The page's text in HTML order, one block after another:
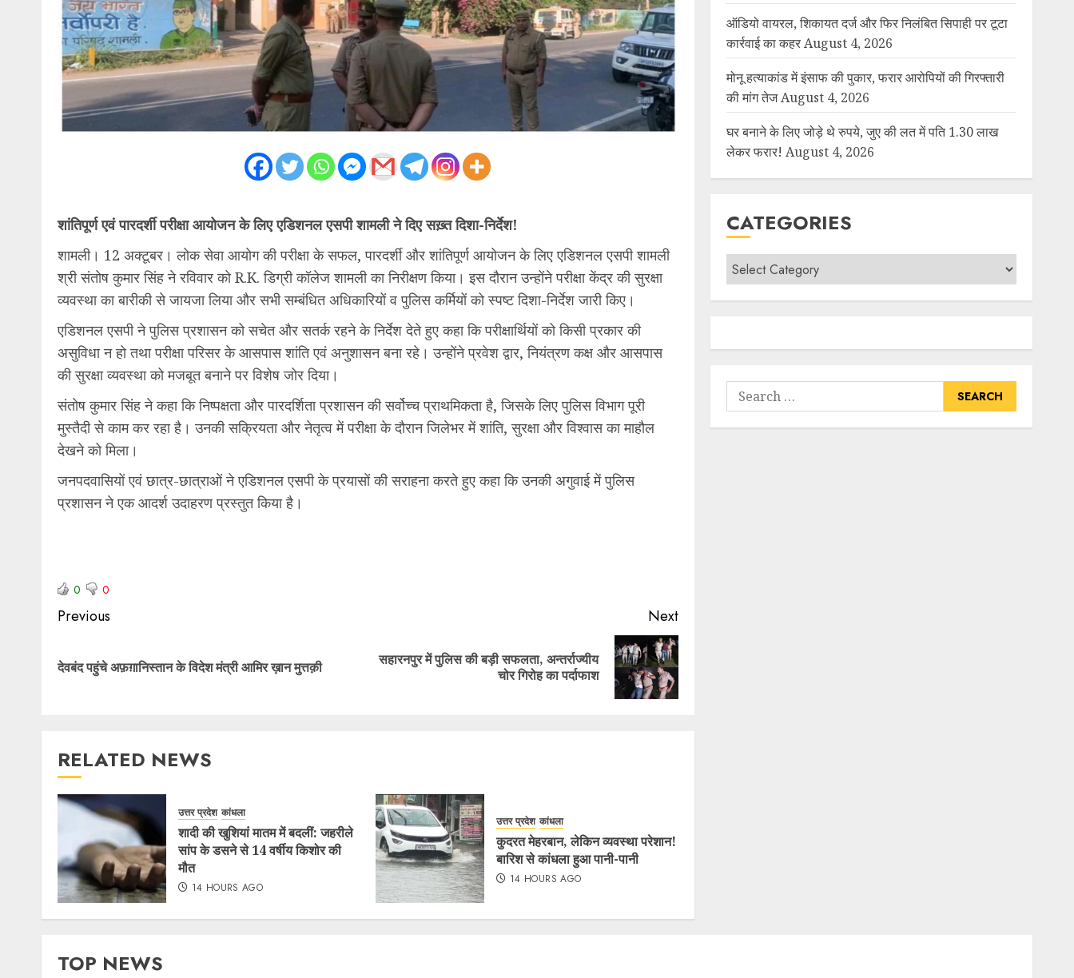
शांतिपूर्ण एवं पारदर्शी परीक्षा आयोजन के लिए एडिशनल एसपी शामली ने दिए सख़्त दिशा-निर्देश!
शामली। 12 अक्टूबर। लोक सेवा आयोग की परीक्षा के सफल, पारदर्शी और शांतिपूर्ण आयोजन के लिए एडिशनल एसपी शामली
श्री संतोष कुमार सिंह ने रविवार को R.K. डिग्री कॉलेज शामली का निरीक्षण किया। इस दौरान उन्होंने परीक्षा केंद्र की सुरक्षा
व्यवस्था का बारीकी से जायजा लिया और सभी सम्बंधित अधिकारियों व पुलिस कर्मियों को स्पष्ट दिशा-निर्देश जारी किए।
एडिशनल एसपी ने पुलिस प्रशासन को सचेत और सतर्क रहने के निर्देश देते हुए कहा कि परीक्षार्थियों को किसी प्रकार की
असुविधा न हो तथा परीक्षा परिसर के आसपास शांति एवं अनुशासन बना रहे। उन्होंने प्रवेश द्वार, नियंत्रण कक्ष और आसपास
की सुरक्षा व्यवस्था को मजबूत बनाने पर विशेष जोर दिया।
संतोष कुमार सिंह ने कहा कि निष्पक्षता और पारदर्शिता प्रशासन की सर्वोच्च प्राथमिकता है, जिसके लिए पुलिस विभाग पूरी
मुस्तैदी से काम कर रहा है। उनकी सक्रियता और नेतृत्व में परीक्षा के दौरान जिलेभर में शांति, सुरक्षा और विश्वास का माहौल
देखने को मिला।
जनपदवासियों एवं छात्र-छात्राओं ने एडिशनल एसपी के प्रयासों की सराहना करते हुए कहा कि उनकी अगुवाई में पुलिस
प्रशासन ने एक आदर्श उदाहरण प्रस्तुत किया है।
0 0
Previous
देवबंद पहुंचे अफ़ग़ानिस्तान के विदेश मंत्री आमिर ख़ान मुत्तक़ी
Next
सहारनपुर में पुलिस की बड़ी सफलता, अन्तर्राज्यीय
चोर गिरोह का पर्दाफाश
RELATED NEWS
उत्तर प्रदेश कांधला
शादी की खुशियां मातम में बदलीं: जहरीले
सांप के डसने से 14 वर्षीय किशोर की
मौत
14 HOURS AGO
उत्तर प्रदेश कांधला
कुदरत मेहरबान, लेकिन व्यवस्था परेशान!
बारिश से कांधला हुआ पानी-पानी
14 HOURS AGO
ऑडियो वायरल, शिकायत दर्ज और फिर निलंबित सिपाही पर टूटा
कार्रवाई का कहर August 4, 2026
मोनू हत्याकांड में इंसाफ की पुकार, फरार आरोपियों की गिरफ्तारी
की मांग तेज August 4, 2026
घर बनाने के लिए जोड़े थे रुपये, जुए की लत में पति 1.30 लाख
लेकर फरार! August 4, 2026
CATEGORIES
TOP NEWS